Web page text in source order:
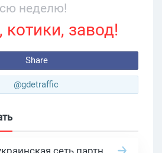
неделю!
завод!
Share
@gdetraffic
SalesDoubler: украинская сеть партнерских программ с оплатой за действие